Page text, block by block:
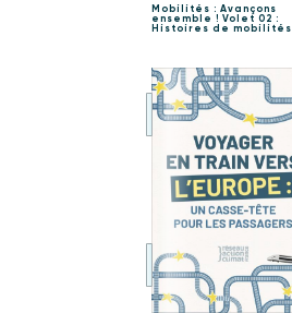
Mobilités : Avançons
ensemble ! Volet 02 :
Histoires de mobilités